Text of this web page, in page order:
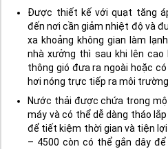
Được thiết kế với quạt tăng
đến nơi cần giảm nhiệt độ và
xa khoảng không gian làm
nhà xưởng thì sau khi lên
thông gió đưa ra ngoài hoặc
hơi nóng trực tiếp ra môi trường.
Nước thải được chứa trong
máy và có thể dễ dàng tháo
để tiết kiệm thời gian và tiện
– 4500 còn có thể gắn dây